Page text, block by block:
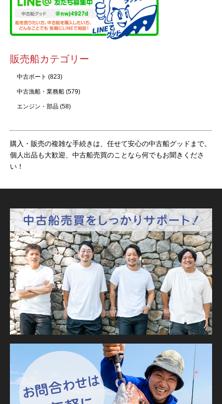
販売船カテゴリー
中古ボート (823)
中古漁船・業務船 (579)
エンジン・部品 (58)
購入・販売の複雑な手続きは、任せて安心の中古船グッドまで。
個人出品も大歓迎、中古船売買のことなら何でもお聞きくださ
い！